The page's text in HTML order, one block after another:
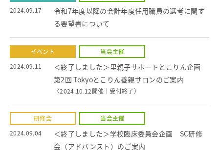
2024.09.17
令和7年度以降の会計年度任用職員の選考に関す
る要望書について
イベント
当会主催
2024.09.11
＜終了しました＞里親子サポートとこりん企画
第2回 Tokyoとこりん養親サロンのご案内
〈2024.10.12開催｜ 受付終了〉
研修会
当会主催
2024.09.04
＜終了しました＞学校臨床委員会企画 SC研修
会（アドバンスト）のご案内